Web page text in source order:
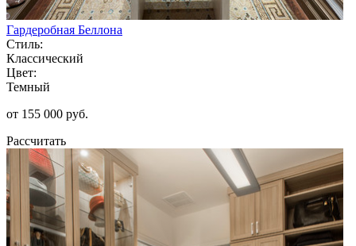
Гардеробная Беллона
Стиль:
Классический
Цвет:
Темный
от 155 000 руб.
Рассчитать